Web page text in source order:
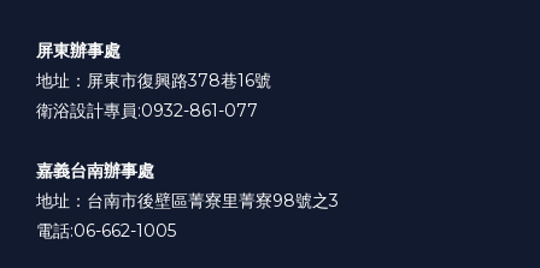
屏東辦事處
地址：屏東市復興路378巷16號
衛浴設計專員:0932-861-077
嘉義台南辦事處
地址：台南市後壁區菁寮里菁寮98號之3
電話:06-662-1005